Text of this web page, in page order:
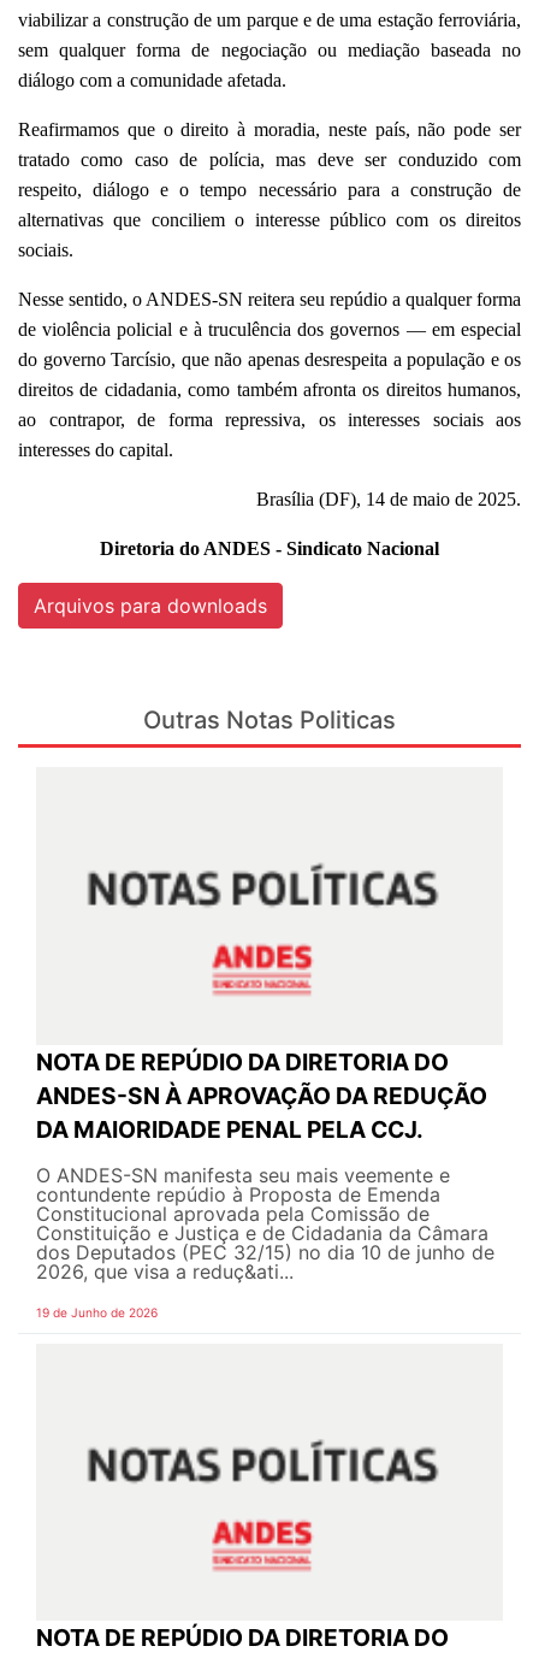
viabilizar a construção de um parque e de uma estação ferroviária,
sem qualquer forma de negociação ou mediação baseada no
diálogo com a comunidade afetada.
Reafirmamos que o direito à moradia, neste país, não pode ser
tratado como caso de polícia, mas deve ser conduzido com
respeito, diálogo e o tempo necessário para a construção de
alternativas que conciliem o interesse público com os direitos
sociais.
Nesse sentido, o ANDES-SN reitera seu repúdio a qualquer forma
de violência policial e à truculência dos governos — em especial
do governo Tarcísio, que não apenas desrespeita a população e os
direitos de cidadania, como também afronta os direitos humanos,
ao contrapor, de forma repressiva, os interesses sociais aos
interesses do capital.
Brasília (DF), 14 de maio de 2025.
Diretoria do ANDES - Sindicato Nacional
Arquivos para downloads
Outras Notas Politicas
NOTA DE REPÚDIO DA DIRETORIA DO
ANDES-SN À APROVAÇÃO DA REDUÇÃO
DA MAIORIDADE PENAL PELA CCJ.
O ANDES-SN manifesta seu mais veemente e
contundente repúdio à Proposta de Emenda
Constitucional aprovada pela Comissão de
Constituição e Justiça e de Cidadania da Câmara
dos Deputados (PEC 32/15) no dia 10 de junho de
2026, que visa a reduç&ati...
19 de Junho de 2026
NOTA DE REPÚDIO DA DIRETORIA DO